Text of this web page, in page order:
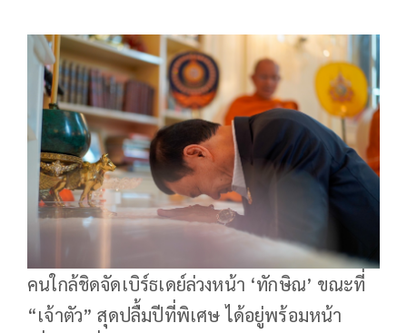
คนใกล้ชิดจัดเบิร์ธเดย์ล่วงหน้า ‘ทักษิณ’ ขณะที่
“เจ้าตัว” สุดปลื้มปีที่พิเศษ ได้อยู่พร้อมหน้า